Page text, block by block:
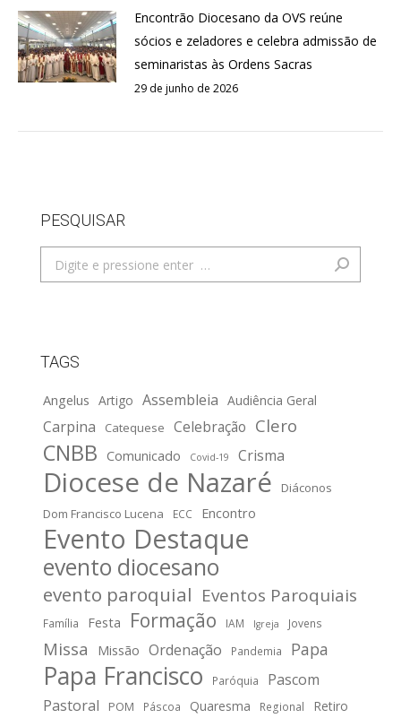
Encontrão Diocesano da OVS reúne
sócios e zeladores e celebra admissão de
seminaristas às Ordens Sacras
29 de junho de 2026
PESQUISAR
Search:
TAGS
Angelus Artigo Assembleia Audiência Geral
Carpina Catequese Celebração Clero
CNBB Comunicado Covid-19 Crisma
Diocese de Nazaré
Diáconos
Dom Francisco Lucena
ECC Encontro
Evento Destaque
evento diocesano
evento paroquial Eventos Paroquiais
Família Festa Formação IAM Igreja Jovens
Missa Missão Ordenação Pandemia Papa
Papa Francisco Paróquia
Pascom
Pastoral
POM Páscoa Quaresma Regional Retiro